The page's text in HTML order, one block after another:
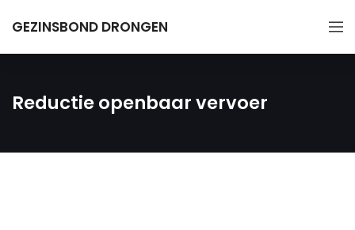
GEZINSBOND DRONGEN
Reductie openbaar vervoer